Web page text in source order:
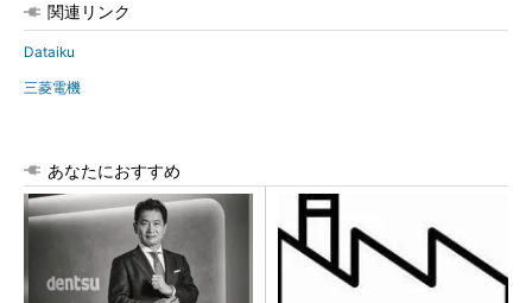
関連リンク
Dataiku
三菱電機
あなたにおすすめ